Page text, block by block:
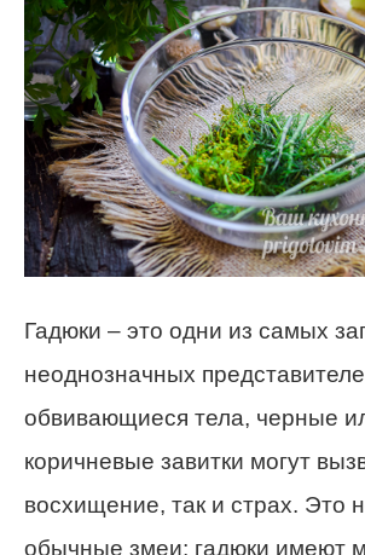
Гадюки – это одни из самых
неоднозначных
обвивающиеся тела, черные
коричневые завитки могут
восхищение, так и страх. Это
обычные змеи; гадюки имеют